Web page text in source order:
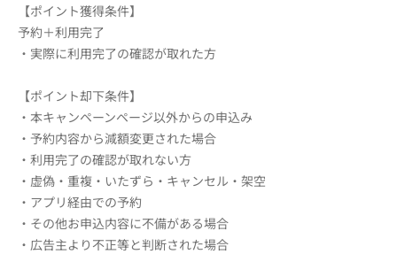
【ポイント獲得条件】
予約＋利用完了
・実際に利用完了の確認が取れた方
【ポイント却下条件】
・本キャンペーンページ以外からの申込み
・予約内容から減額変更された場合
・利用完了の確認が取れない方
・虚偽・重複・いたずら・キャンセル・架空
・アプリ経由での予約
・その他お申込内容に不備がある場合
・広告主より不正等と判断された場合